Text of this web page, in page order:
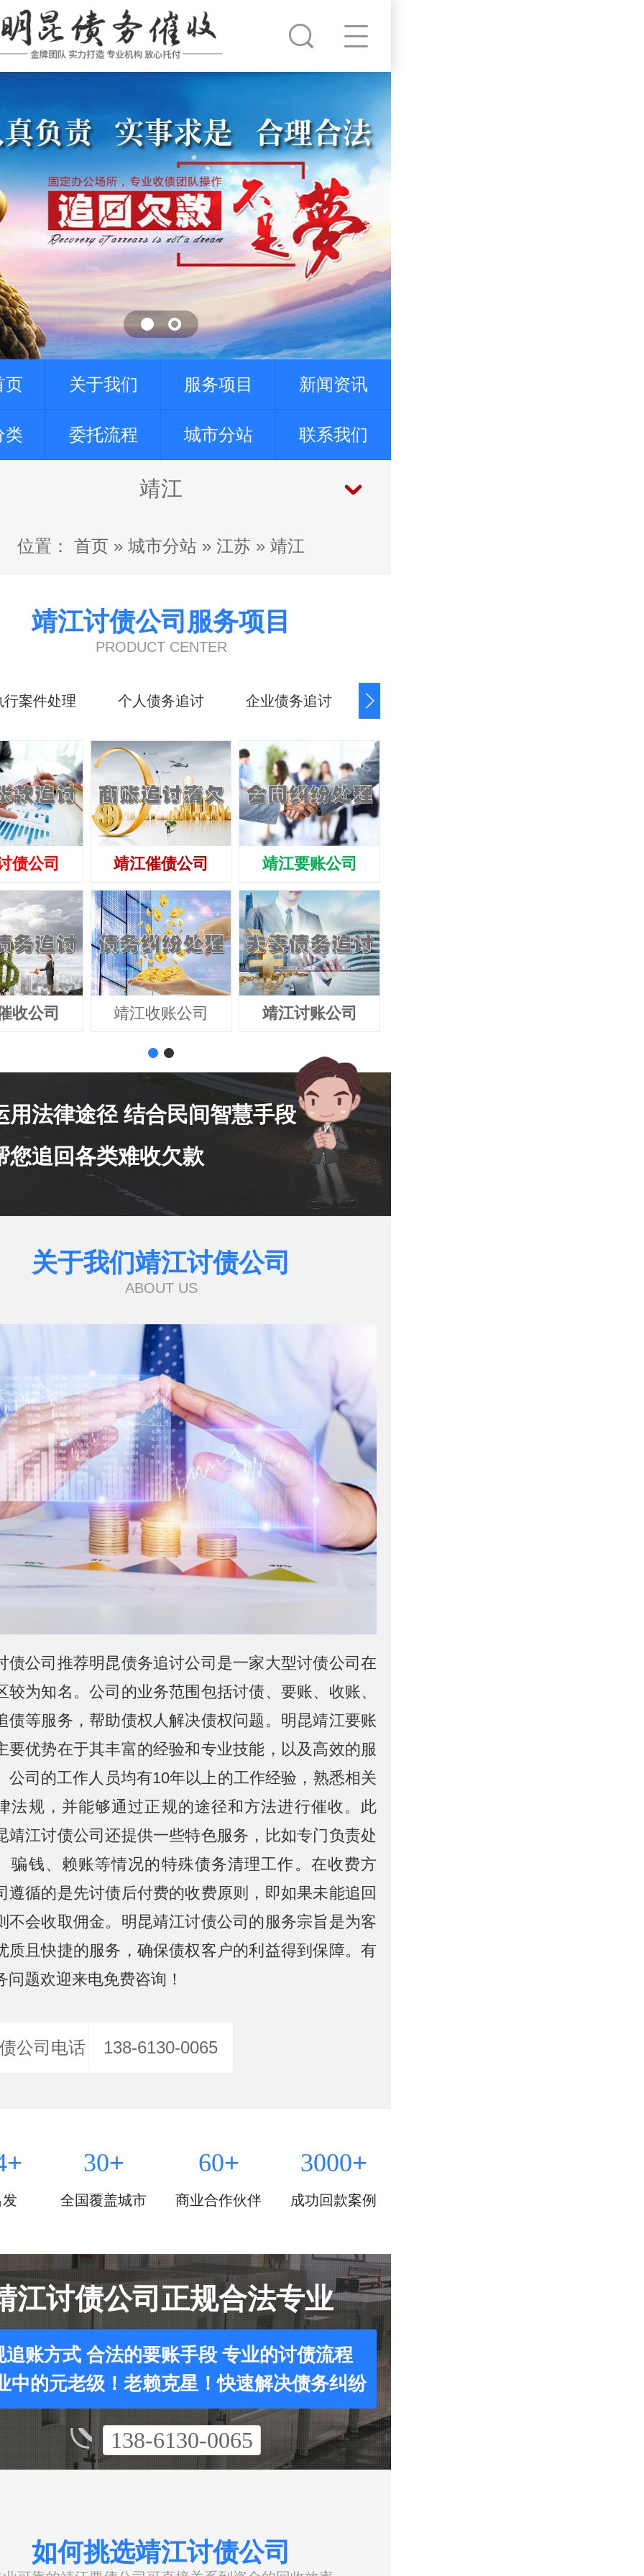
页 关于我们 服务项目 新闻资讯
类 委托流程 城市分站 联系我们
靖江
位置： 首页 » 城市分站 » 江苏 » 靖江
靖江讨债公司服务项目
PRODUCT CENTER
行案件处理 个人债务追讨 企业债务追讨 商账追讨清欠
债公司
收公司
靖江催债公司
靖江收账公司
靖江要账公司
靖江讨账公司
用法律途径 结合民间智慧手段
您追回各类难收欠款
关于我们靖江讨债公司
ABOUT US
债公司推荐明昆债务追讨公司是一家大型讨债公司在
较为知名。公司的业务范围包括讨债、要账、收账、
债等服务，帮助债权人解决债权问题。明昆靖江要账
要优势在于其丰富的经验和专业技能，以及高效的服
公司的工作人员均有10年以上的工作经验，熟悉相关
法规，并能够通过正规的途径和方法进行催收。此
靖江讨债公司还提供一些特色服务，比如专门负责处
骗钱、赖账等情况的特殊债务清理工作。在收费方
遵循的是先讨债后付费的收费原则，即如果未能追回
不会收取佣金。明昆靖江讨债公司的服务宗旨是为客
质且快捷的服务，确保债权客户的利益得到保障。有
问题欢迎来电免费咨询！
公司电话 138-6130-0065
+
发
30+
全国覆盖城市
60+
商业合作伙伴
3000+
成功回款案例
江讨债公司正规合法专业
追账方式 合法的要账手段 专业的讨债流程
中的元老级！老赖克星！快速解决债务纠纷
138-6130-0065
如何挑选靖江讨债公司